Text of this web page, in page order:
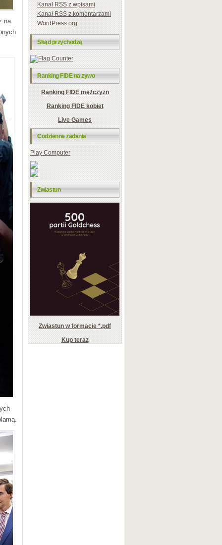
na
KanałRSSz wpisami
KanałRSSz komentarzami
WordPress.org
Skąd przychodzą
Ranking FIDE na żywo
Ranking FIDE mężczyzn
Ranking FIDE kobiet
Live Games
Codzienne zadania
Play Computer
Zwiastun
Zwiastun w formacie *.pdf
Kup teraz